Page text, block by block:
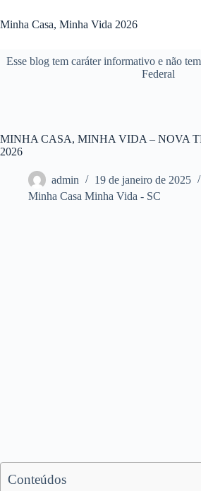
para
o
Minha Casa, Minha Vida 2026
Esse blog tem caráter informativo e não
Federal
MINHA CASA, MINHA VIDA – NOVA
2026
admin
19 de janeiro de 2025
Minha Casa Minha Vida - SC
Conteúdos